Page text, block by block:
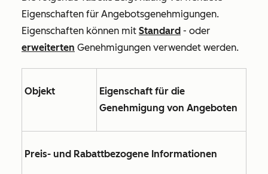
Eigenschaften für Angebotsgenehmigungen.
Eigenschaften können mit Standard - oder
erweiterten Genehmigungen verwendet werden.
Objekt
Eigenschaft für die
Genehmigung von Angeboten
Preis- und Rabattbezogene Informationen